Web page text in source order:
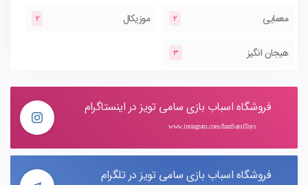
معمایی 2 موزیکال 2
هیجان انگیز 3
فروشگاه اسباب بازی سامی تویز در اینستاگرام
www.instagram.com/IranSamiToys
فروشگاه اسباب بازی سامی تویز در تلگرام